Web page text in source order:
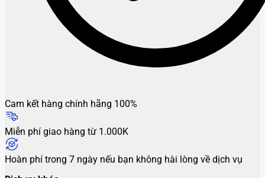
Cam kết hàng chính hãng 100%
Miễn phí giao hàng từ 1.000K
Hoàn phí trong 7 ngày nếu bạn không hài lòng về dịch vụ